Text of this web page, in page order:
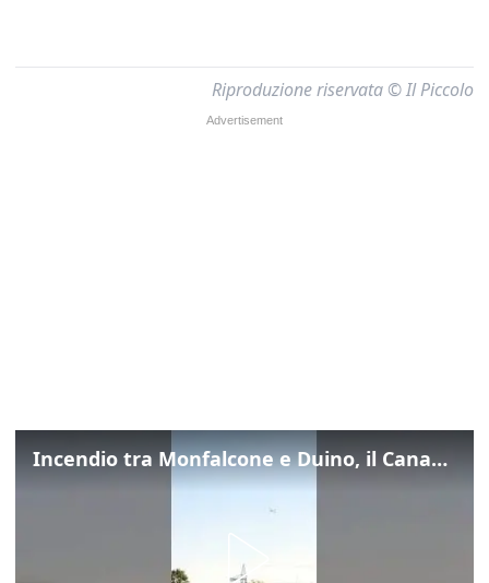
Riproduzione riservata © Il Piccolo
Incendio tra Monfalcone e Duino, il Canadair in azione per fermare le fiamme sul fronte dell’A4